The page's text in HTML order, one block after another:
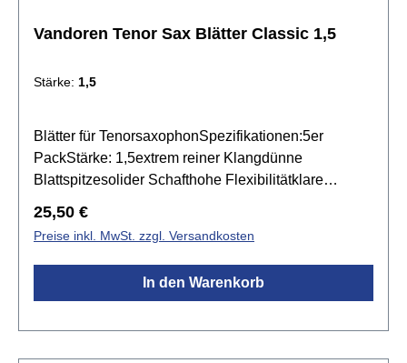
Vandoren Tenor Sax Blätter Classic 1,5
Stärke: 1,5
Blätter für TenorsaxophonSpezifikationen:5er
PackStärke: 1,5extrem reiner Klangdünne
Blattspitzesolider Schafthohe Flexibilitätklare
Regulärer Preis:
25,50 €
Preise inkl. MwSt. zzgl. Versandkosten
In den Warenkorb